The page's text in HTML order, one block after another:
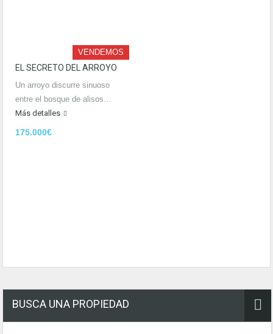
VENDEMOS
EL SECRETO DEL ARROYO
Un arroyo discurre sinuoso
entre el bosque de alisos…
Más detalles
175.000€
BUSCA UNA PROPIEDAD